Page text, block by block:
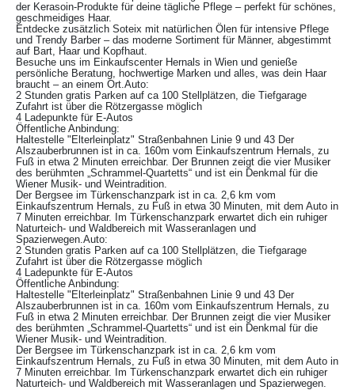
der Kerasoin-Produkte für deine tägliche Pflege – perfekt für schönes,
geschmeidiges Haar.
Entdecke zusätzlich Soteix mit natürlichen Ölen für intensive Pflege
und Trendy Barber – das moderne Sortiment für Männer, abgestimmt
auf Bart, Haar und Kopfhaut.
Besuche uns im Einkaufscenter Hernals in Wien und genieße
persönliche Beratung, hochwertige Marken und alles, was dein Haar
braucht – an einem Ort. Auto:
2 Stunden gratis Parken auf ca 100 Stellplätzen, die Tiefgarage
Zufahrt ist über die Rötzergasse möglich
4 Ladepunkte für E-Autos
Öffentliche Anbindung:
Haltestelle "Elterleinplatz" Straßenbahnen Linie 9 und 43 Der
Alszauberbrunnen ist in ca. 160m vom Einkaufszentrum Hernals, zu
Fuß in etwa 2 Minuten erreichbar. Der Brunnen zeigt die vier Musiker
des berühmten „Schrammel-Quartetts“ und ist ein Denkmal für die
Wiener Musik- und Weintradition.
Der Bergsee im Türkenschanzpark ist in ca. 2,6 km vom
Einkaufszentrum Hernals, zu Fuß in etwa 30 Minuten, mit dem Auto in
7 Minuten erreichbar. Im Türkenschanzpark erwartet dich ein ruhiger
Naturteich- und Waldbereich mit Wasseranlagen und
Spazierwegen. Auto:
2 Stunden gratis Parken auf ca 100 Stellplätzen, die Tiefgarage
Zufahrt ist über die Rötzergasse möglich
4 Ladepunkte für E-Autos
Öffentliche Anbindung:
Haltestelle "Elterleinplatz" Straßenbahnen Linie 9 und 43 Der
Alszauberbrunnen ist in ca. 160m vom Einkaufszentrum Hernals, zu
Fuß in etwa 2 Minuten erreichbar. Der Brunnen zeigt die vier Musiker
des berühmten „Schrammel-Quartetts“ und ist ein Denkmal für die
Wiener Musik- und Weintradition.
Der Bergsee im Türkenschanzpark ist in ca. 2,6 km vom
Einkaufszentrum Hernals, zu Fuß in etwa 30 Minuten, mit dem Auto in
7 Minuten erreichbar. Im Türkenschanzpark erwartet dich ein ruhiger
Naturteich- und Waldbereich mit Wasseranlagen und Spazierwegen.